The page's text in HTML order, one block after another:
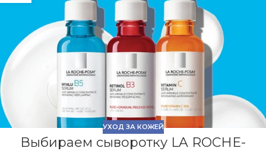
УХОД ЗА КОЖЕЙ
Выбираем сыворотку LA ROCHE-